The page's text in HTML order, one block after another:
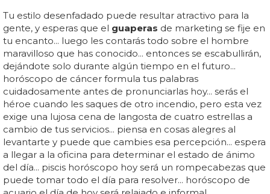
Tu estilo desenfadado puede resultar atractivo para la
gente, y esperas que el guaperas de marketing se fije en
tu encanto... luego les contarás todo sobre el hombre
maravilloso que has conocido... entonces se escabullirán,
dejándote solo durante algún tiempo en el futuro...
horóscopo de cáncer formula tus palabras
cuidadosamente antes de pronunciarlas hoy... serás el
héroe cuando les saques de otro incendio, pero esta vez
exige una lujosa cena de langosta de cuatro estrellas a
cambio de tus servicios... piensa en cosas alegres al
levantarte y puede que cambies esa percepción... espera
a llegar a la oficina para determinar el estado de ánimo
del día... piscis horóscopo hoy será un rompecabezas que
puede tomar todo el día para resolver... horóscopo de